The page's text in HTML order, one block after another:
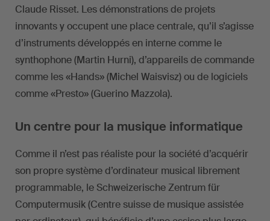
Claude Risset. Les démonstrations de projets
innovants y occupent une place centrale, qu’il s’agisse
d’instruments développés en interne comme le
synthophone (Martin Hurni), d’appareils de commande
comme les «Hands» (Michel Waisvisz) ou de logiciels
comme «Presto» (Guerino Mazzola).
Un centre pour la musique informatique
Comme il n’est pas réaliste pour la société d’acquérir
son propre système d’ordinateur musical librement
programmable, le Schweizerische Zentrum für
Computermusik (Centre suisse de musique assistée